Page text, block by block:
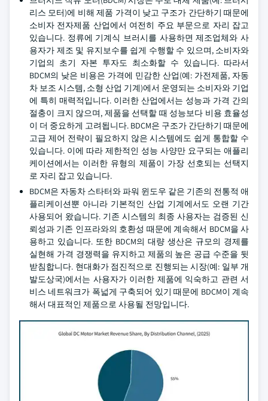
리스 모터)에 비해 제품 가격이 낮고 구조가 간단하기 때문에
소비자 전자제품 산업에서 여전히 주요 부문으로 자리 잡고
있습니다. 정류에 기계식 브러시를 사용하면 제조업체와 사
용자가 제조 및 유지보수를 쉽게 수행할 수 있으며, 소비자와
기업의 초기 자본 투자도 최소화할 수 있습니다. 따라서
BDCM의 낮은 비용은 가격에 민감한 산업(예: 가전제품, 자동
차 보조 시스템, 소형 산업 기계)에서 운영되는 소비자와 기업
에 특히 매력적입니다. 이러한 산업에서는 성능과 가격 간의
절충이 크지 않으며, 제품을 선택할 때 성능보다 비용 효율성
이 더 중요하게 고려됩니다. BDCM은 구조가 간단하기 때문에
고급 제어 전략이 필요하지 않은 시스템에도 쉽게 통합할 수
있습니다. 이에 따라 제한적인 성능 사양만 요구되는 애플리
케이션에서는 이러한 유형의 제품이 가장 선호되는 선택지
로 자리 잡고 있습니다.
BDCM은 자동차 스타터와 파워 윈도우 같은 기존의 전통적 애
플리케이션뿐 아니라 기본적인 산업 기계에서도 오랜 기간
사용되어 왔습니다. 기존 시스템의 최종 사용자는 검증된 신
뢰성과 기존 인프라와의 호환성 때문에 계속해서 BDCM을 사
용하고 있습니다. 또한 BDCM의 대량 생산은 규모의 경제를
실현해 가격 경쟁력을 유지하고 제품의 높은 공급 수준을 뒷
받침합니다. 현대화가 점진적으로 진행되는 시장(예: 일부 개
발도상국)에서는 사용자가 이러한 제품에 익숙하고 관련 서
비스 네트워크가 폭넓게 구축되어 있기 때문에 BDCM이 계속
해서 대표적인 제품으로 사용될 전망입니다.